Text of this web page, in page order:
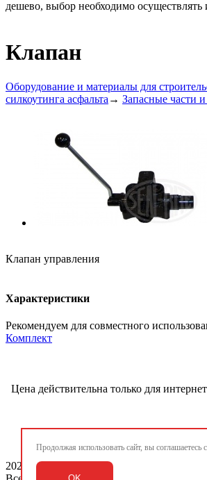
дешево, выбор необходимо
Клапан
Оборудование и материалы для
силкоутинга асфальта → Запасные части
Клапан управления
Характеристики
Рекомендуем для совместного
Комплект
Цена действительна только для
2026 © www.rigway.ru
Продолжая использовать сайт, вы соглашаетесь с
OK